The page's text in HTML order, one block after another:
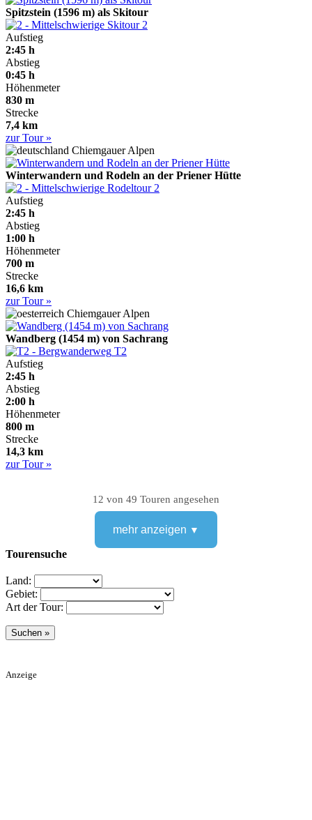
Spitzstein (1596 m) als Skitour
2
Aufstieg
2:45 h
Abstieg
0:45 h
Höhenmeter
830 m
Strecke
7,4 km
zur Tour »
Chiemgauer Alpen
Winterwandern und Rodeln an der Priener Hütte
2
Aufstieg
2:45 h
Abstieg
1:00 h
Höhenmeter
700 m
Strecke
16,6 km
zur Tour »
Chiemgauer Alpen
Wandberg (1454 m) von Sachrang
T2
Aufstieg
2:45 h
Abstieg
2:00 h
Höhenmeter
800 m
Strecke
14,3 km
zur Tour »
12 von 49 Touren angesehen
mehr anzeigen
Tourensuche
Land:
Gebiet:
Art der Tour:
Anzeige